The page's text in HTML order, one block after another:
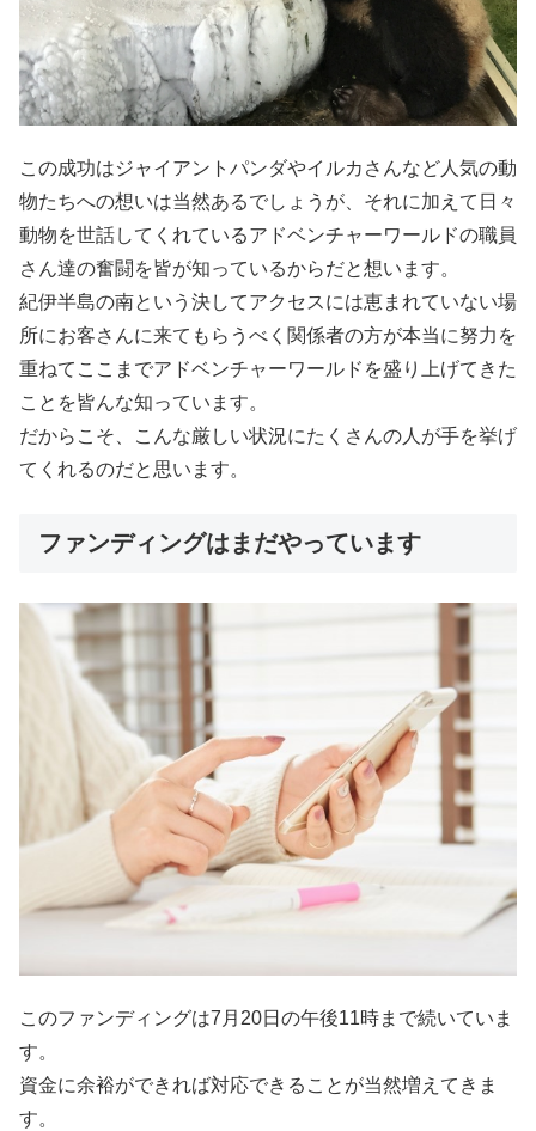
この成功はジャイアントパンダやイルカさんなど人気の動
物たちへの想いは当然あるでしょうが、それに加えて日々
動物を世話してくれているアドベンチャーワールドの職員
さん達の奮闘を皆が知っているからだと想います。
紀伊半島の南という決してアクセスには恵まれていない場
所にお客さんに来てもらうべく関係者の方が本当に努力を
重ねてここまでアドベンチャーワールドを盛り上げてきた
ことを皆んな知っています。
だからこそ、こんな厳しい状況にたくさんの人が手を挙げ
てくれるのだと思います。
ファンディングはまだやっています
このファンディングは7月20日の午後11時まで続いていま
す。
資金に余裕ができれば対応できることが当然増えてきま
す。